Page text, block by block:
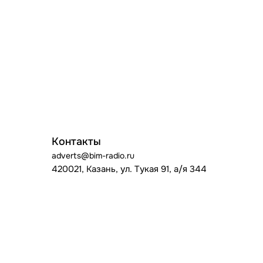
Контакты
adverts@bim-radio.ru
420021, Казань, ул. Тукая 91, а/я 344